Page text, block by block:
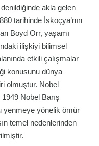
akla gelen
tarihinde İskoçya’nın
Boyd Orr, yaşamı
ilişkiyi bilimsel
etkili çalışmalar
konusunu dünya
olmuştur. Nobel
Nobel Barış
yenmeye yönelik ömür
temel nedenlerinden